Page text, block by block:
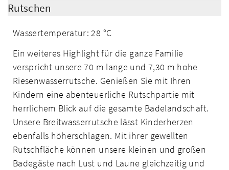
Rutschen
Wassertemperatur: 28 °C
Ein weiteres Highlight für die ganze Familie
verspricht unsere 70 m lange und 7,30 m hohe
Riesenwasserrutsche. Genießen Sie mit Ihren
Kindern eine abenteuerliche Rutschpartie mit
herrlichem Blick auf die gesamte Badelandschaft.
Unsere Breitwasserrutsche lässt Kinderherzen
ebenfalls höherschlagen. Mit ihrer gewellten
Rutschfläche können unsere kleinen und großen
Badegäste nach Lust und Laune gleichzeitig und